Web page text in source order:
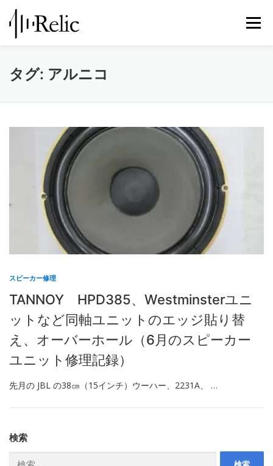
ン
メニュ
レリックについて スピーカー修理
タグ: アルニコ
スピーカー修理
TANNOY HPD385、Westminsterユニ
ットなど同軸ユニットのエッジ貼り替
え、オーバーホール（6月のスピーカー
ユニット修理記録）
先月の JBL の38㎝（15インチ）ウーハー、2231A、 …
検索